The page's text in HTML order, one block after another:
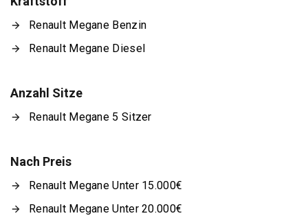
Renault Megane Benzin
Renault Megane Diesel
Anzahl Sitze
Renault Megane 5 Sitzer
Nach Preis
Renault Megane Unter 15.000€
Renault Megane Unter 20.000€